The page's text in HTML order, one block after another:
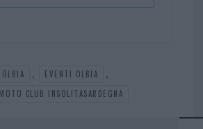
, EVENTI OLBIA ,
MOTO CLUB INSOLITASARDEGNA